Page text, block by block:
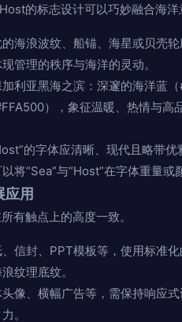
的标志设计可以巧妙融合海洋
的海浪波纹、船锚、海星或贝壳
管理的秩序与海洋的灵动。
加利亚黑海之滨：深邃的海洋蓝
），象征温暖、热情与
的字体应清晰、现代且略带
将“Sea”与“Host”在字体重量或
应用
有触点上的高度一致。
信封、PPT模板等，使用标准
纹理底纹。
像、横幅广告等，需保持响应
。